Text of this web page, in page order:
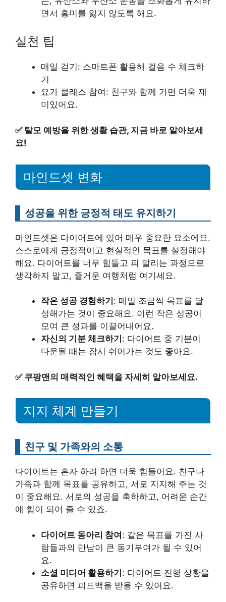
면서 흥미를 잃지 않도록 해요.
실천 팁
매일 걷기: 스마트폰 활용해 걸음 수 체크하
기
요가 클래스 참여: 친구와 함께 가면 더욱 재
미있어요.
✅ 탈모 예방을 위한 생활 습관, 지금 바로 알아보세
요!
마인드셋 변화
성공을 위한 긍정적 태도 유지하기
마인드셋은 다이어트에 있어 매우 중요한 요소에요.
스스로에게 긍정적이고 현실적인 목표를 설정해야
해요. 다이어트를 너무 힘들고 피 말리는 과정으로
생각하지 말고, 즐거운 여행처럼 여기세요.
작은 성공 경험하기 : 매일 조금씩 목표를 달
성해가는 것이 중요해요. 이런 작은 성공이
모여 큰 성과를 이끌어내어요.
자신의 기분 체크하기 : 다이어트 중 기분이
다운될 때는 잠시 쉬어가는 것도 좋아요.
✅ 쿠팡맨의 매력적인 혜택을 자세히 알아보세요.
지지 체계 만들기
친구 및 가족와의 소통
다이어트는 혼자 하려 하면 더욱 힘들어요. 친구나
가족과 함께 목표를 공유하고, 서로 지지해 주는 것
이 중요해요. 서로의 성공을 축하하고, 어려운 순간
에 힘이 되어 줄 수 있죠.
다이어트 동아리 참여: 같은 목표를 가진 사
람들과의 만남이 큰 동기부여가 될 수 있어
요.
소셜 미디어 활용하기: 다이어트 진행 상황을
공유하면 피드백을 받을 수 있어요.